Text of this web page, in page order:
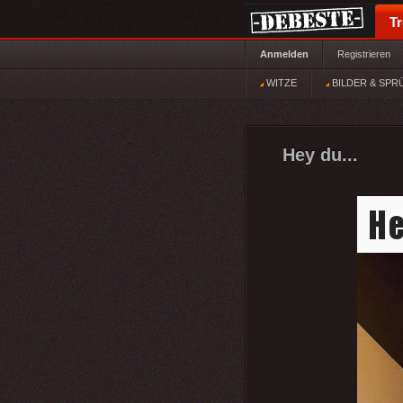
Anmelden Registrieren
WITZE BILDER &
Hey du...